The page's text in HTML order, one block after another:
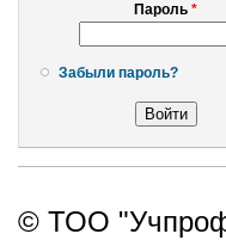
Пароль *
Забыли пароль?
© ТОО